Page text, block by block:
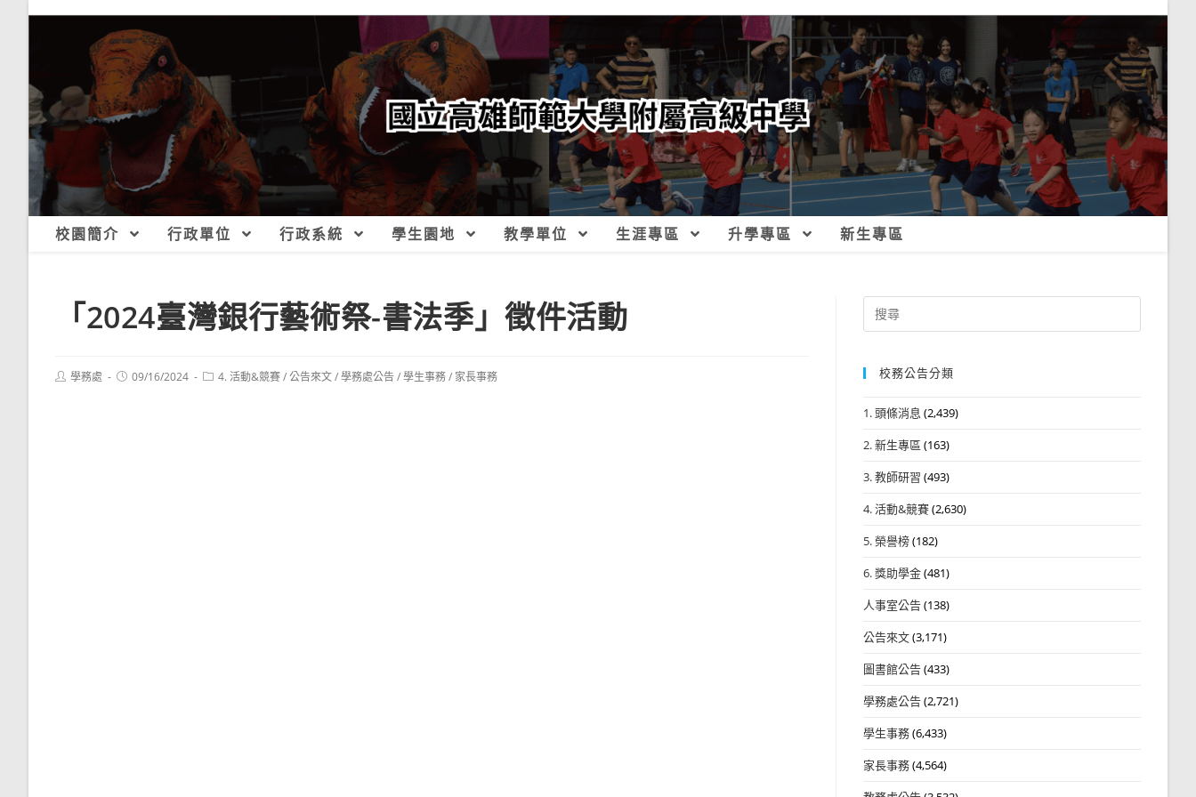
校園簡介 行政單位 行政系統 學生園地 教學單位 生涯專區 升學專區 新生專區
「2024臺灣銀行藝術祭-書法季」徵件活動
Post學務處
Post09/16/2024
Post4. 活動&競賽/公告來文/學務處公告/學生事務/ 家長事務
Search
for:
校務公告分類
1. 頭條消息 (2,439)
2. 新生專區 (163)
3. 教師研習 (493)
4. 活動&競賽(2,630)
5. 榮譽榜(182)
6. 獎助學金(481)
人事室公告(138)
公告來文(3,171)
圖書館公告(433)
學務處公告(2,721)
學生事務(6,433)
家長事務(4,564)